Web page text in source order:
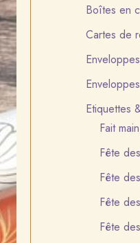
Boîtes en
Cartes de
Etiquettes
Fait
Fête
Fête
Fête
Fête